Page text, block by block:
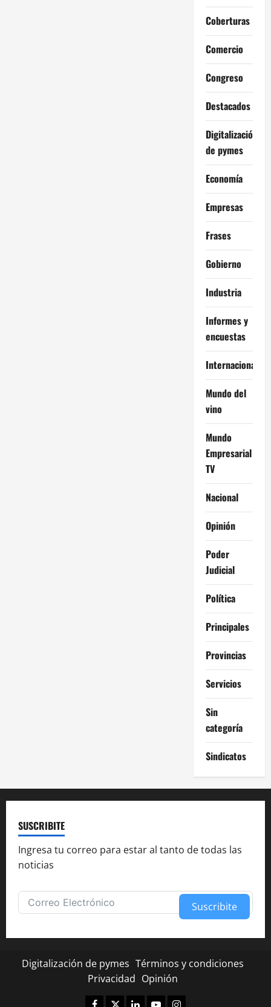
Coberturas
Comercio
Congreso
Destacados
Digitalización
de pymes
Economía
Empresas
Frases
Gobierno
Industria
Informes y
encuestas
Internacional
Mundo del
vino
Mundo
Empresarial
TV
Nacional
Opinión
Poder
Judicial
Política
Principales
Provincias
Servicios
Sin
categoría
Sindicatos
SUSCRIBITE
Ingresa tu correo para estar al tanto de todas las
noticias
Suscribite
Digitalización de pymes Términos y condiciones
Privacidad Opinión
Facebook
TwitterLinkedinYoutubeInstagram